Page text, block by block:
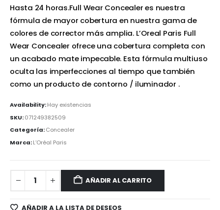
Hasta 24 horas.Full Wear Concealer es nuestra
fórmula de mayor cobertura en nuestra gama de
colores de corrector más amplia. L’Oreal Paris Full
Wear Concealer ofrece una cobertura completa con
un acabado mate impecable. Esta fórmula multiuso
oculta las imperfecciones al tiempo que también
como un producto de contorno / iluminador .
Availability:Hay existencias
SKU:071249382509
Categoría:Concealer
Marca:L’Oréal Paris
AÑADIR AL CARRITO
AÑADIR A LA LISTA DE DESEOS